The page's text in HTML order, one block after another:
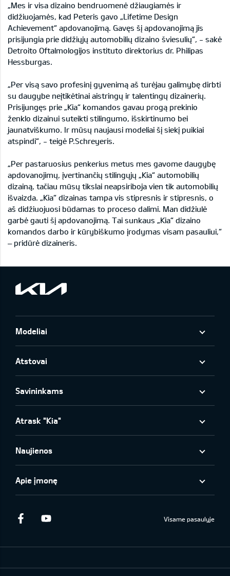
„Mes ir visa dizaino bendruomenė džiaugiamės ir
didžiuojamės, kad Peteris gavo „Lifetime Design
Achievement“ apdovanojimą. Gavęs šį apdovanojimą jis
prisijungia prie didžiųjų automobilių dizaino šviesulių“, - sakė
Detroito Oftalmologijos instituto direktorius dr. Philipas
Hessburgas.
„Per visą savo profesinį gyvenimą aš turėjau galimybę dirbti
su daugybe neįtikėtinai aistringų ir talentingų dizainerių.
Prisijungęs prie „Kia“ komandos gavau progą prekinio
ženklo dizainui suteikti stilingumo, išskirtinumo bei
jaunatviškumo. Ir mūsų naujausi modeliai šį siekį puikiai
atspindi“, - teigė P.Schreyeris.
„Per pastaruosius penkerius metus mes gavome daugybę
apdovanojimų, įvertinančių stilingųjų „Kia“ automobilių
dizainą, tačiau mūsų tikslai neapsiriboja vien tik automobilių
išvaizda. „Kia“ dizainas tampa vis stipresnis ir stipresnis, o
aš didžiuojuosi būdamas to proceso dalimi. Man didžiulė
garbė gauti šį apdovanojimą. Tai sunkaus „Kia“ dizaino
komandos darbo ir kūrybiškumo įrodymas visam pasauliui,“
– pridūrė dizaineris.
Modeliai
Atstovai
Savininkams
Atrask "Kia"
Naujienos
Apie įmonę
Facebook Visame pasaulyje